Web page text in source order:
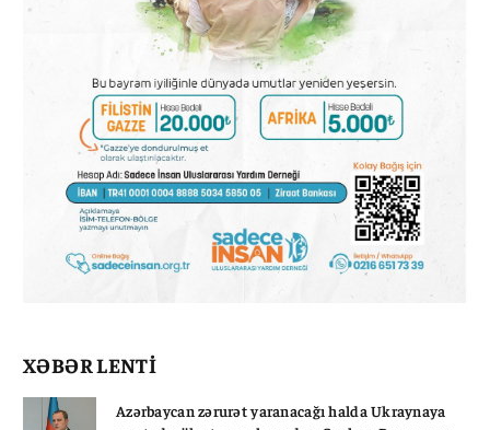
XƏBƏR LENTİ
Azərbaycan zərurət yaranacağı halda Ukraynaya